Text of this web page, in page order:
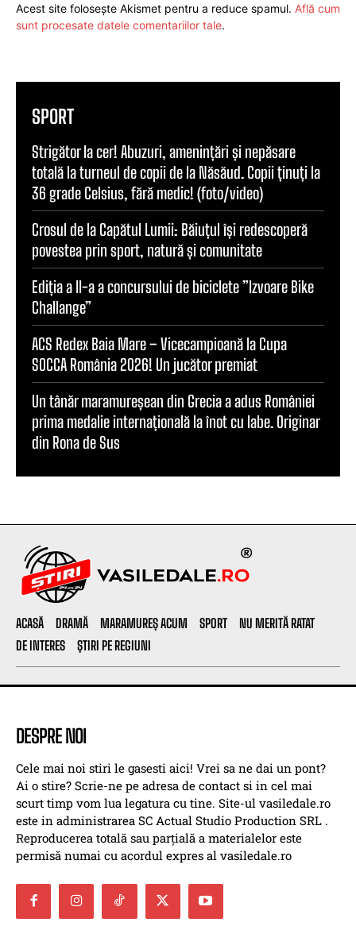
Acest site folosește Akismet pentru a reduce spamul. Află cum
sunt procesate datele comentariilor tale.
SPORT
Strigător la cer! Abuzuri, amenințări și nepăsare
totală la turneul de copii de la Năsăud. Copii ținuți la
36 grade Celsius, fără medic! (foto/video)
Crosul de la Capătul Lumii: Băiuțul își redescoperă
povestea prin sport, natură și comunitate
Ediția a II-a a concursului de biciclete ”Izvoare Bike
Challange”
ACS Redex Baia Mare – Vicecampioană la Cupa
SOCCA România 2026! Un jucător premiat
Un tânăr maramureșean din Grecia a adus României
prima medalie internațională la înot cu labe. Originar
din Rona de Sus
ACASĂ DRAMĂ MARAMUREȘ ACUM SPORT
NU MERITĂ RATAT
DE INTERES
ȘTIRI PE REGIUNI
DESPRE NOI
Cele mai noi stiri le gasesti aici! Vrei sa ne dai un pont?
Ai o stire? Scrie-ne pe adresa de contact si in cel mai
scurt timp vom lua legatura cu tine. Site-ul vasiledale.ro
este in administrarea SC Actual Studio Production SRL .
Reproducerea totală sau parțială a materialelor este
permisă numai cu acordul expres al vasiledale.ro